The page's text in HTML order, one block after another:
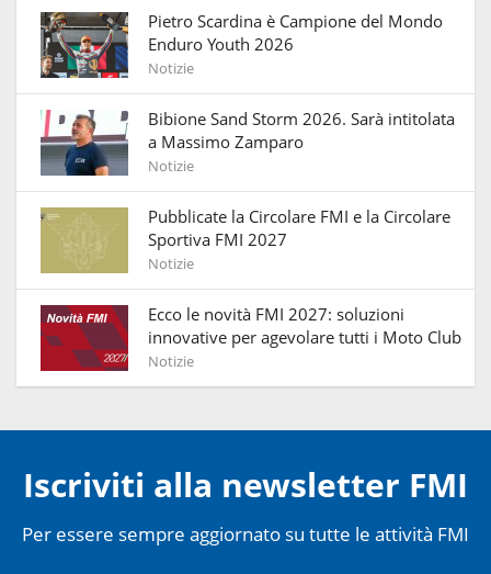
Pietro Scardina è Campione del Mondo
Enduro Youth 2026
Notizie
Bibione Sand Storm 2026. Sarà intitolata
a Massimo Zamparo
Notizie
Pubblicate la Circolare FMI e la Circolare
Sportiva FMI 2027
Notizie
Ecco le novità FMI 2027: soluzioni
innovative per agevolare tutti i Moto Club
Notizie
Iscriviti alla newsletter FMI
Per essere sempre aggiornato su tutte le attività FMI